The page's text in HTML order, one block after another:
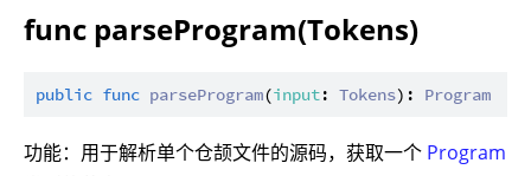
func parseProgram(Tokens)
public func parseProgram(input: Tokens): Program
功能：用于解析单个仓颉文件的源码，获取一个 Program